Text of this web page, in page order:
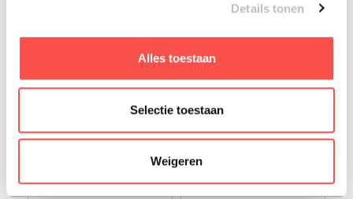
Details tonen
Alles toestaan
Selectie toestaan
Weigeren